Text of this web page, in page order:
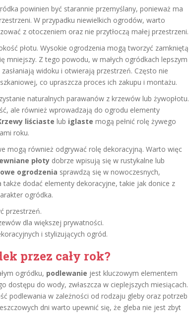
powinien być starannie przemyślany, ponieważ ma
W przypadku niewielkich ogrodów, warto
z otoczeniem oraz nie przytłoczą małej przestrzeni.
płotu. Wysokie ogrodzenia mogą tworzyć zamkniętą
mniejszy. Z tego powodu, w małych ogródkach lepszym
widoku i otwierają przestrzeń. Często nie
co upraszcza proces ich zakupu i montażu.
naturalnych parawanów z krzewów lub żywopłotu.
ale również wprowadzają do ogrodu elementy
liściaste lub iglaste mogą pełnić rolę żywego
roku.
mogą również odgrywać rolę dekoracyjną. Warto więc
płoty dobrze wpisują się w rustykalne lub
ogrodzenia sprawdzą się w nowoczesnych,
dodać elementy dekoracyjne, takie jak donice z
ogródka.
przestrzeń.
dla większej prywatności.
i stylizujących ogród.
przez cały rok?
ogródku, podlewanie jest kluczowym elementem
dostępu do wody, zwłaszcza w cieplejszych miesiącach.
podlewania w zależności od rodzaju gleby oraz potrzeb
dni warto upewnić się, że gleba nie jest zbyt